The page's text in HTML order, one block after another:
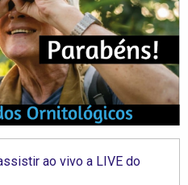
ao vivo a LIVE do